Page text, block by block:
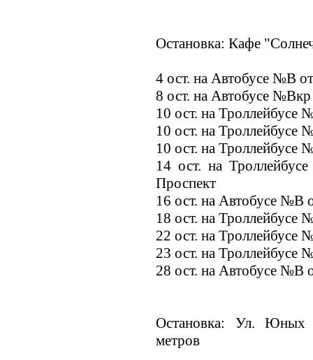
Остановка: Кафе
4 ост. на Автобусе №В
8 ост. на Автобусе
10 ост. на Троллейбусе
10 ост. на Троллейбусе
10 ост. на Троллейбусе
14 ост. на
Проспект
16 ост. на Автобусе №В
18 ост. на Троллейбусе
22 ост. на Троллейбусе
23 ост. на Троллейбусе
28 ост. на Автобусе №В
Остановка: Ул. Юных
метров